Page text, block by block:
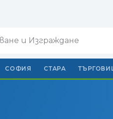
и Изграждане
СОФИЯ СТАРА